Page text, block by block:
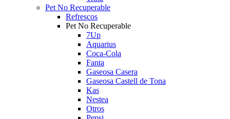
Pet No Recuperable
Refrescos
Pet No Recuperable
7Up
Aquarius
Coca-Cola
Fanta
Gaseosa Casera
Gaseosa Castell de Tona
Kas
Nestea
Otros